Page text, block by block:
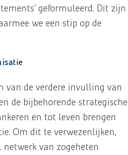
geformuleerd. Dit zijn
we een stip op de
van de verdere invulling van
de bijbehorende strategische
en tot leven brengen
Om dit te verwezenlijken,
netwerk van zogeheten